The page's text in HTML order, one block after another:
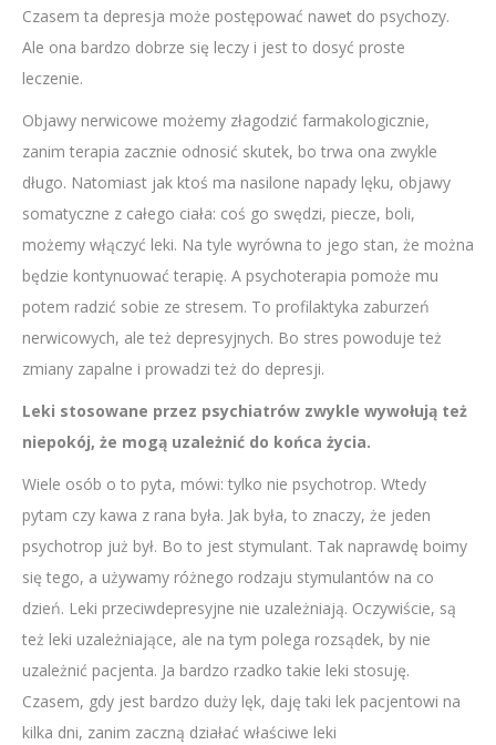
Czasem ta depresja może postępować nawet do psychozy.
Ale ona bardzo dobrze się leczy i jest to dosyć proste
leczenie.
Objawy nerwicowe możemy złagodzić farmakologicznie,
zanim terapia zacznie odnosić skutek, bo trwa ona zwykle
długo. Natomiast jak ktoś ma nasilone napady lęku, objawy
somatyczne z całego ciała: coś go swędzi, piecze, boli,
możemy włączyć leki. Na tyle wyrówna to jego stan, że można
będzie kontynuować terapię. A psychoterapia pomoże mu
potem radzić sobie ze stresem. To profilaktyka zaburzeń
nerwicowych, ale też depresyjnych. Bo stres powoduje też
zmiany zapalne i prowadzi też do depresji.
Leki stosowane przez psychiatrów zwykle wywołują też
niepokój, że mogą uzależnić do końca życia.
Wiele osób o to pyta, mówi: tylko nie psychotrop. Wtedy
pytam czy kawa z rana była. Jak była, to znaczy, że jeden
psychotrop już był. Bo to jest stymulant. Tak naprawdę boimy
się tego, a używamy różnego rodzaju stymulantów na co
dzień. Leki przeciwdepresyjne nie uzależniają. Oczywiście, są
też leki uzależniające, ale na tym polega rozsądek, by nie
uzależnić pacjenta. Ja bardzo rzadko takie leki stosuję.
Czasem, gdy jest bardzo duży lęk, daję taki lek pacjentowi na
kilka dni, zanim zaczną działać właściwe leki